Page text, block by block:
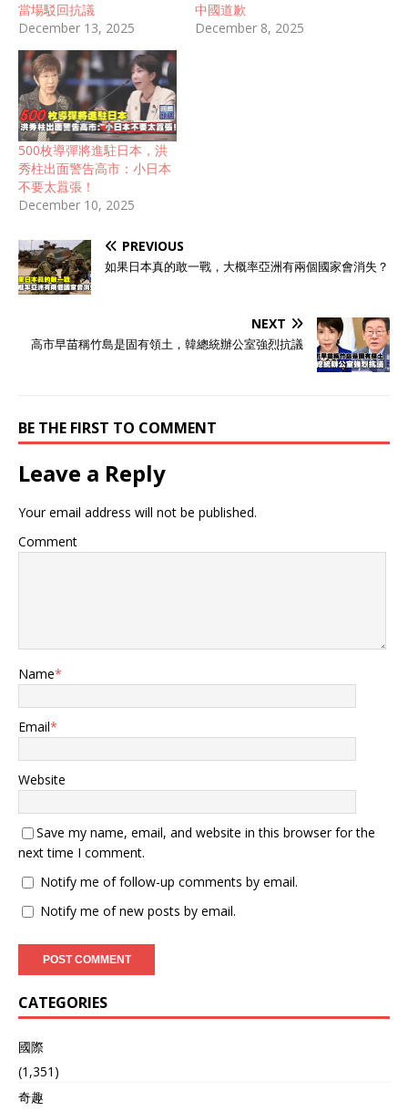
當場駁回抗議
December 13, 2025
中國道歉
December 8, 2025
500枚導彈將進駐日本，洪
秀柱出面警告高市：小日本
不要太囂張！
December 10, 2025
PREVIOUS
如果日本真的敢一戰，大概率亞洲有兩個國家會消失？
NEXT
高市早苗稱竹島是固有領土，韓總統辦公室強烈抗議
BE THE FIRST TO COMMENT
Leave a Reply
Your email address will not be published.
Comment
Name*
Email*
Website
Save my name, email, and website in this browser for the
next time I comment.
Notify me of follow-up comments by email.
Notify me of new posts by email.
CATEGORIES
國際
(1,351)
奇趣